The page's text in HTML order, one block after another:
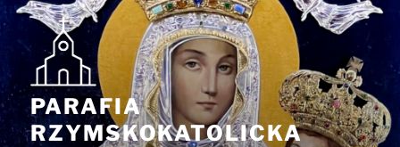
Przejdź
treści
PARAFIA
RZYMSKOKATOLICKA